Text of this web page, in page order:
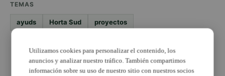
TEMAS
ayuds Horta Sud proyectos
PUBLICIDAD
Utilizamos cookies para personalizar el contenido, los
anuncios y analizar nuestro tráfico. También compartimos
información sobre su uso de nuestro sitio con nuestros socios